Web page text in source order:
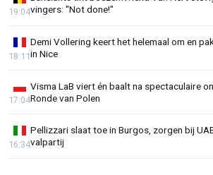
vingers: "Not done!"
19:04
Demi Vollering keert het helemaal om en
in Nice
18:11
Visma LaB viert én baalt na spectaculaire
Ronde van Polen
17:04
Pellizzari slaat toe in Burgos, zorgen bij
valpartij
16:34